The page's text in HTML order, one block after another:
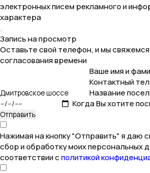
электронных писем рекламного и
характера
Запись на просмотр
Оставьте свой телефон, и мы
согласования времени
Ваше имя и
Контактный
Название
Когда Вы хотите
Нажимая на кнопку "Отправить" я даю
сбор и обработку моих персональных
соответствии сполитикой